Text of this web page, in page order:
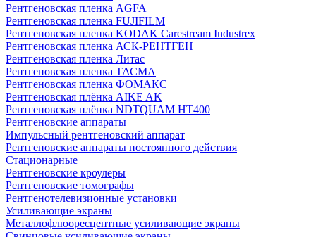
Рентгеновская пленка AGFA
Рентгеновская пленка FUJIFILM
Рентгеновская пленка KODAK Carestream Industrex
Рентгеновская пленка АСК-РЕНТГЕН
Рентгеновская пленка Литас
Рентгеновская пленка ТАСМА
Рентгеновская пленка ФОМАКС
Рентгеновская плёнка AIKE AK
Рентгеновская плёнка NDTQUAM HT400
Рентгеновские аппараты
Импульсный рентгеновский аппарат
Рентгеновские аппараты постоянного действия
Стационарные
Рентгеновские кроулеры
Рентгеновские томографы
Рентгенотелевизионные установки
Усиливающие экраны
Металлофлюоресцентные усиливающие экраны